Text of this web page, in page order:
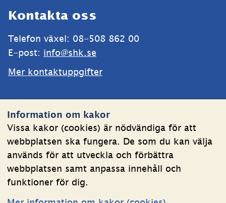
Information om kakor
Vissa kakor (cookies) är nödvändiga för att
webbplatsen ska fungera. De som du kan välja
används för att utveckla och förbättra
webbplatsen samt anpassa innehåll och
funktioner för dig.
Kontakta oss
Telefon växel: 08-508 862 00
E-post: info@shk.se
Mer kontaktuppgifter
Om kakor
Behandling av personuppgifter
Tillgänglighetsredogörelse
Följ oss